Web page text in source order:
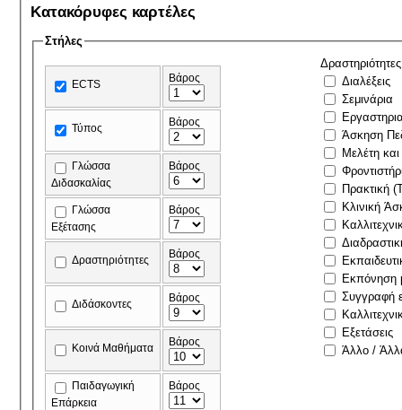
Κατακόρυφες καρτέλες
Στήλες
ECTS Βάρος
Τύπος Βάρος
Γλώσσα
Διδασκαλίας
Βάρος
Γλώσσα
Εξέτασης
Βάρος
Δραστηριότητες Βάρος
Διδάσκοντες Βάρος
Κοινά Μαθήματα Βάρος
Παιδαγωγική
Επάρκεια
Βάρος
Δραστηριότητες
Διαλέξεις
Σεμινάρια
Άσκηση
Μελέτη
Πρακτική
Κλινική
Εκπόνηση
Συγγραφή
Εξετάσεις
Άλλο /